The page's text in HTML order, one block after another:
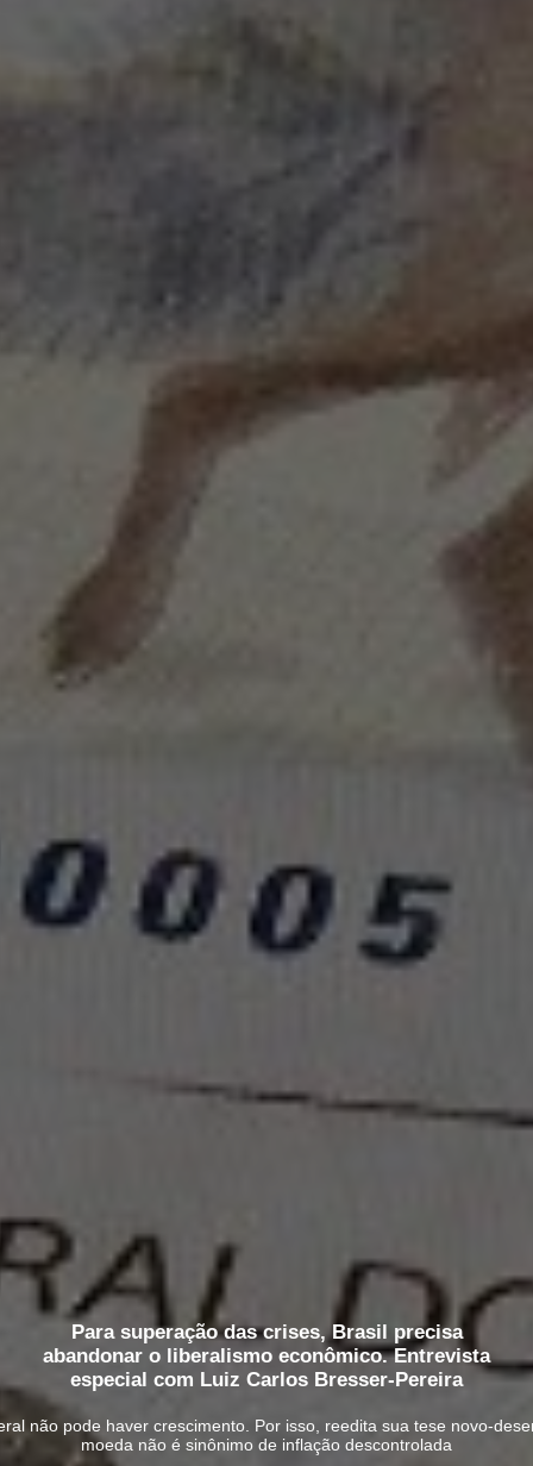
Para superação das crises, Brasil precisa
abandonar o liberalismo econômico. Entrevista
especial com Luiz Carlos Bresser-Pereira
não pode haver crescimento. Por isso, reedita sua tese novo-
moeda não é sinônimo de inflação descontrolada